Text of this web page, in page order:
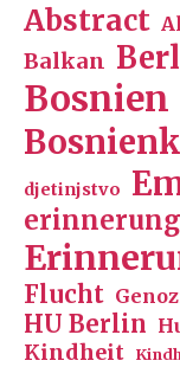
Abstract
Balkan
Bosnien
djetinjstvo
Flucht
HU Berlin
Kindheit